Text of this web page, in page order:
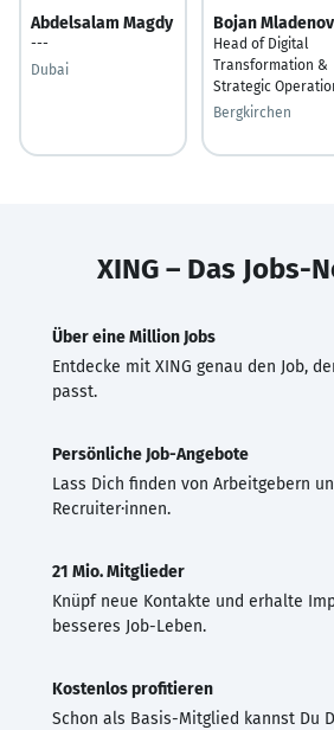
Abdelsalam Magdy
---
Dubai
Bojan
Head of Digital
Transformation &
Strategic
Bergkirchen
XING – Das Jobs-
Über eine Million Jobs
Entdecke mit XING genau den Job,
passt.
Persönliche Job-Angebote
Lass Dich finden von Arbeitgebern
Recruiter·innen.
21 Mio. Mitglieder
Knüpf neue Kontakte und erhalte
besseres Job-Leben.
Kostenlos profitieren
Schon als Basis-Mitglied kannst Du